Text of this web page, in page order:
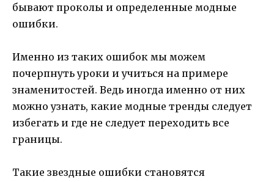
бывают проколы и определенные модные
ошибки.
Именно из таких ошибок мы можем
почерпнуть уроки и учиться на примере
знаменитостей. Ведь иногда именно от них
можно узнать, какие модные тренды следует
избегать и где не следует переходить все
границы.
Такие звездные ошибки становятся